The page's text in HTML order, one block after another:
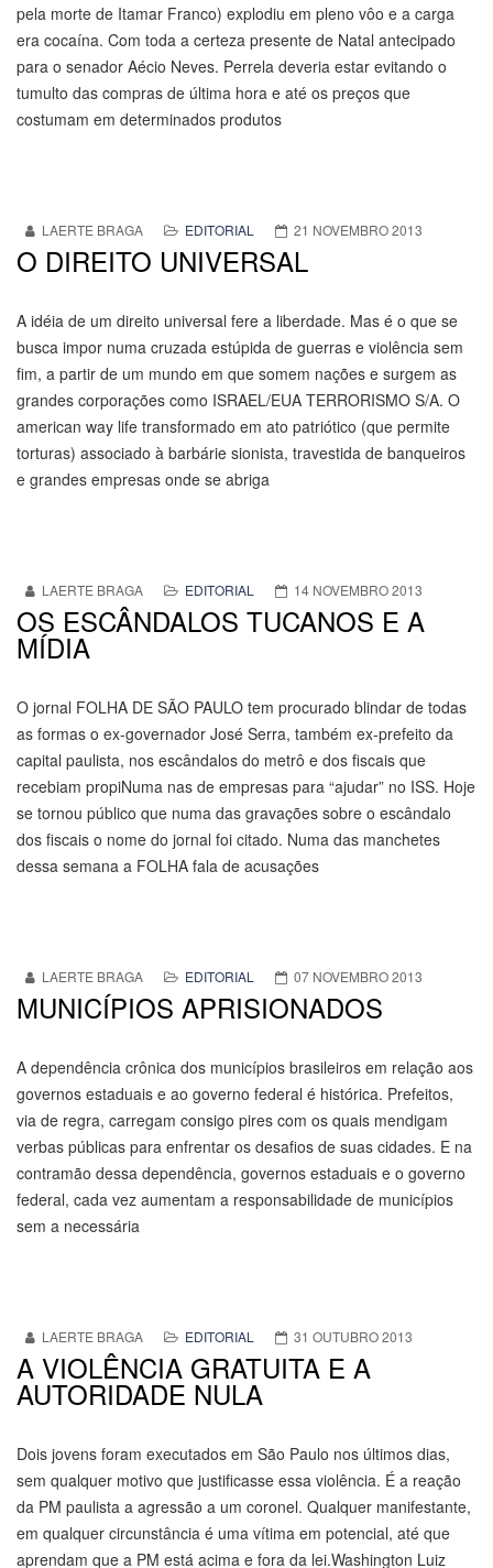
pela morte de Itamar Franco) explodiu em pleno vôo e a carga
era cocaína. Com toda a certeza presente de Natal antecipado
para o senador Aécio Neves. Perrela deveria estar evitando o
tumulto das compras de última hora e até os preços que
costumam em determinados produtos
LAERTE BRAGA EDITORIAL 21 NOVEMBRO 2013
O DIREITO UNIVERSAL
A idéia de um direito universal fere a liberdade. Mas é o que se
busca impor numa cruzada estúpida de guerras e violência sem
fim, a partir de um mundo em que somem nações e surgem as
grandes corporações como ISRAEL/EUA TERRORISMO S/A. O
american way life transformado em ato patriótico (que permite
torturas) associado à barbárie sionista, travestida de banqueiros
e grandes empresas onde se abriga
LAERTE BRAGA EDITORIAL 14 NOVEMBRO 2013
OS ESCÂNDALOS TUCANOS E A
MÍDIA
O jornal FOLHA DE SÃO PAULO tem procurado blindar de todas
as formas o ex-governador José Serra, também ex-prefeito da
capital paulista, nos escândalos do metrô e dos fiscais que
recebiam propiNuma nas de empresas para “ajudar” no ISS. Hoje
se tornou público que numa das gravações sobre o escândalo
dos fiscais o nome do jornal foi citado. Numa das manchetes
dessa semana a FOLHA fala de acusações
LAERTE BRAGA EDITORIAL 07 NOVEMBRO 2013
MUNICÍPIOS APRISIONADOS
A dependência crônica dos municípios brasileiros em relação aos
governos estaduais e ao governo federal é histórica. Prefeitos,
via de regra, carregam consigo pires com os quais mendigam
verbas públicas para enfrentar os desafios de suas cidades. E na
contramão dessa dependência, governos estaduais e o governo
federal, cada vez aumentam a responsabilidade de municípios
sem a necessária
LAERTE BRAGA EDITORIAL 31 OUTUBRO 2013
A VIOLÊNCIA GRATUITA E A
AUTORIDADE NULA
Dois jovens foram executados em São Paulo nos últimos dias,
sem qualquer motivo que justificasse essa violência. É a reação
da PM paulista a agressão a um coronel. Qualquer manifestante,
em qualquer circunstância é uma vítima em potencial, até que
aprendam que a PM está acima e fora da lei.Washington Luiz